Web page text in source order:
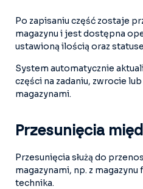
Po zapisaniu część zostaje
magazynu i jest dostępna
ustawioną ilością oraz
System automatycznie
części na zadaniu, zwrocie
magazynami.
Przesunięcia
Przesunięcia służą do
magazynami, np. z
technika.